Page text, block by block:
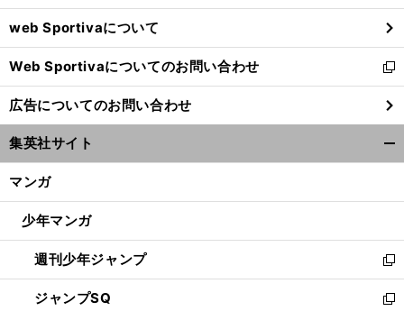
ウ
で
開
く
web Sportivaについて
Web Sportivaについてのお問い合わせ
新
し
い
ウ
ィ
ン
ウ
開
く
広告についてのお問い合わせ
集英社サイト
マンガ
少年マンガ
週刊少年ジャンプ
新
し
い
ジャンプSQ
新